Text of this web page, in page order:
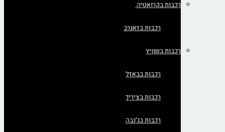
רכבות בקרואטיה
רכבות בזאגרב
רכבות בשוויץ
רכבות בבאזל
רכבות בציריך
רכבות בג'נבה